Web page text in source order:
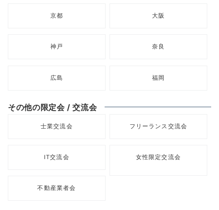
京都 大阪
神戸 奈良
広島 福岡
その他の限定会 / 交流会
士業交流会 フリーランス交流会
IT交流会 女性限定交流会
不動産業者会